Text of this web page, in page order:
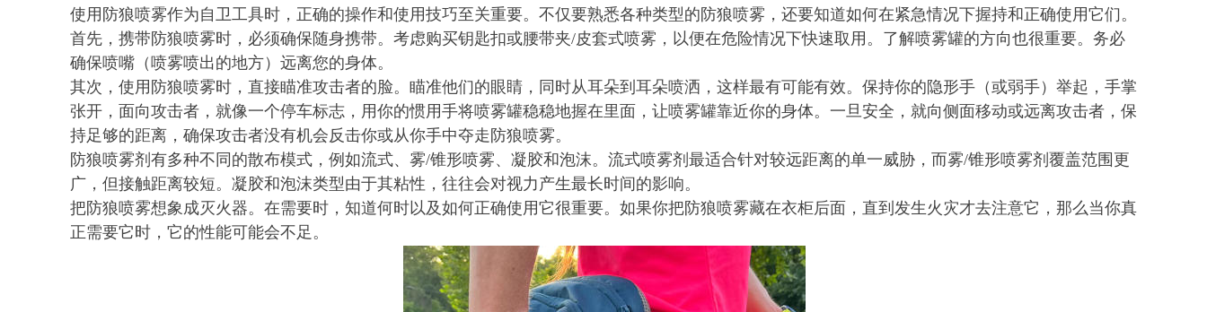
使用防狼喷雾作为自卫工具时，正确的操作和使用技巧至关重要。不仅要熟悉各种类型的防狼喷雾，还要知道如何在紧急情况下握持和正确使用它们。
首先，携带防狼喷雾时，必须确保随身携带。考虑购买钥匙扣或腰带夹/皮套式喷雾，以便在危险情况下快速取用。了解喷雾罐的方向也很重要。务必
确保喷嘴（喷雾喷出的地方）远离您的身体。
其次，使用防狼喷雾时，直接瞄准攻击者的脸。瞄准他们的眼睛，同时从耳朵到耳朵喷洒，这样最有可能有效。保持你的隐形手（或弱手）举起，手掌
张开，面向攻击者，就像一个停车标志，用你的惯用手将喷雾罐稳稳地握在里面，让喷雾罐靠近你的身体。一旦安全，就向侧面移动或远离攻击者，保
持足够的距离，确保攻击者没有机会反击你或从你手中夺走防狼喷雾。
防狼喷雾剂有多种不同的散布模式，例如流式、雾/锥形喷雾、凝胶和泡沫。流式喷雾剂最适合针对较远距离的单一威胁，而雾/锥形喷雾剂覆盖范围更
广，但接触距离较短。凝胶和泡沫类型由于其粘性，往往会对视力产生最长时间的影响。
把防狼喷雾想象成灭火器。在需要时，知道何时以及如何正确使用它很重要。如果你把防狼喷雾藏在衣柜后面，直到发生火灾才去注意它，那么当你真
正需要它时，它的性能可能会不足。